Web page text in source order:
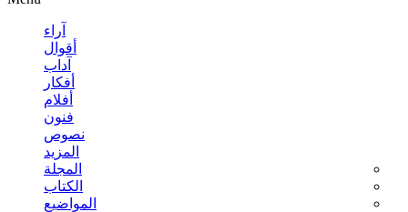
آراء
أقوال
آداب
أفكار
أفلام
فنون
نصوص
المزيد
المجلة
الكتاب
المواضيع